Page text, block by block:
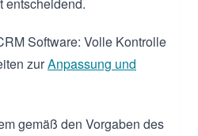
Software: Volle Kontrolle
zurAnpassung und
gemäß den Vorgaben des